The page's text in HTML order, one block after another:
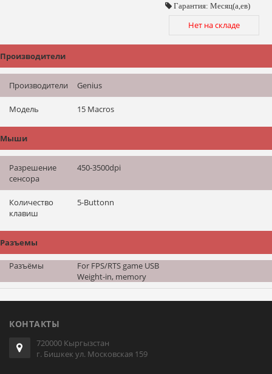
Гарантия: Месяц(а,ев)
Нет на складе
Производители
Производители Genius
Модель 15 Macros
Мыши
Разрешение
сенсора
450-3500dpi
Количество
клавиш
5-Buttonn
Разъемы
Разъёмы
For FPS/RTS game USB
Weight-in, memory
КОНТАКТЫ
720000 Кыргызстан
г. Бишкек ул. Московская 159